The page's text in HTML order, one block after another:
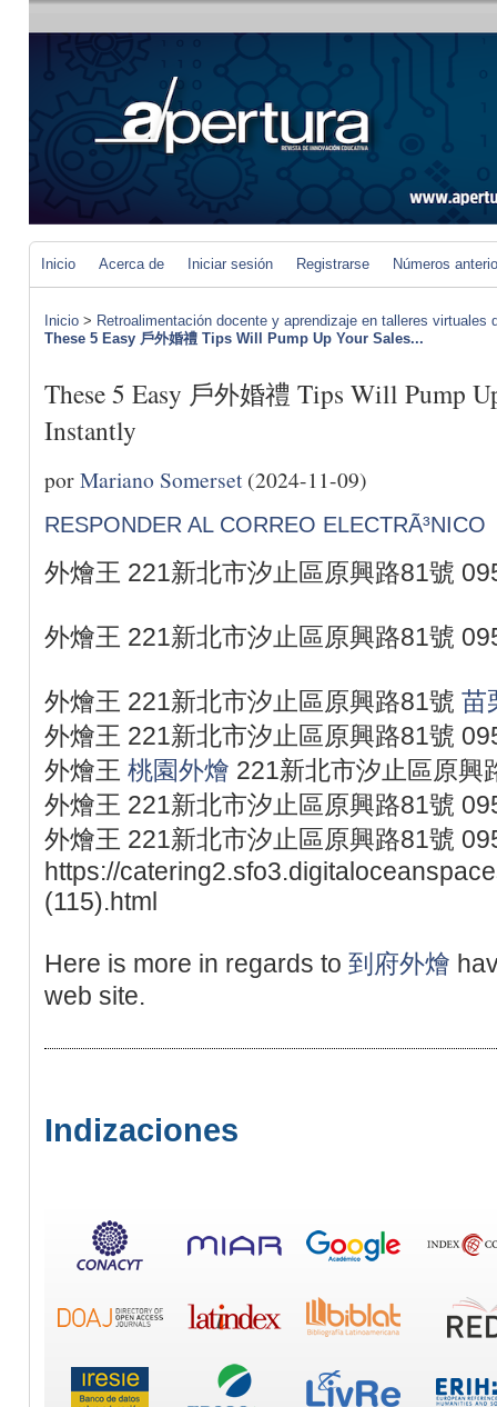
Inicio Acerca de Iniciar sesión Registrarse Números
Inicio > Retroalimentación docente y aprendizaje en talleres virtuales
These 5 Easy 戶外婚禮 Tips Will Pump Up Your Sales...
These 5 Easy 戶外婚禮 Tips Will Pump
Instantly
porMariano Somerset(2024-11-09)
RESPONDER AL CORREO ELECTRÃ³NICO
外燴王 221新北市汐止區原興路81號
外燴王 221新北市汐止區原興路81號
外燴王 221新北市汐止區原興路81號 苗
外燴王 221新北市汐止區原興路81號
外燴王 桃園外燴 221新北市汐止區原興
外燴王 221新北市汐止區原興路81號
外燴王 221新北市汐止區原興路81號
https://
(115).html
Here is more in regards to 到府外燴
web site.
Indizaciones